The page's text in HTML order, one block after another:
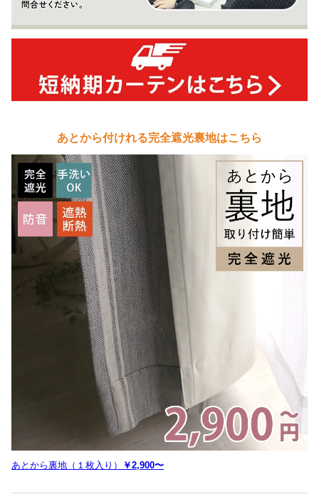
あとから付けれる完全遮光裏地はこちら
あとから裏地（１枚入り） ￥2,900〜